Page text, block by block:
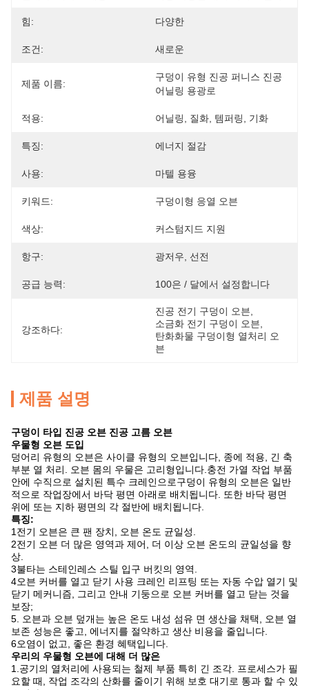
힘: 다양한
조건: 새로운
제품 이름:
구덩이 유형 진공 퍼니스 진공
어닐링 용광로
적용: 어닐링, 질화, 템퍼링, 기화
특징: 에너지 절감
사용: 마텔 용융
키워드: 구덩이형 응열 오븐
색상: 커스텀지드 지원
항구: 광저우, 선전
공급 능력: 100은 / 달에서 설정합니다
강조하다:
진공 전기 구덩이 오븐
소금화 전기 구덩이 오븐
탄화화물 구덩이형 열처리 오
븐
제품 설명
구덩이 타입 진공 오븐 진공 고름 오븐
우물형 오븐 도입
덩어리 유형의 오븐은 사이클 유형의 오븐입니다, 종에 적용, 긴 축
부분 열 처리. 오븐 몸의 우물은 고리형입니다.충전 가열 작업 부품
안에 수직으로 설치된 특수 크레인으로구덩이 유형의 오븐은 일반
적으로 작업장에서 바닥 평면 아래로 배치됩니다. 또한 바닥 평면
위에 또는 지하 평면의 각 절반에 배치됩니다.
특징:
1전기 오븐은 큰 팬 장치, 오븐 온도 균일성.
2전기 오븐 더 많은 영역과 제어, 더 이상 오븐 온도의 균일성을 향
상.
3불타는 스테인레스 스틸 입구 버킷의 영역.
4오븐 커버를 열고 닫기 사용 크레인 리프팅 또는 자동 수압 열기 및
닫기 메커니즘, 그리고 안내 기둥으로 오븐 커버를 열고 닫는 것을
보장;
5. 오븐과 오븐 덮개는 높은 온도 내성 섬유 면 생산을 채택, 오븐 열
보존 성능은 좋고, 에너지를 절약하고 생산 비용을 줄입니다.
6오염이 없고, 좋은 환경 혜택입니다.
우리의 우물형 오븐에 대해 더 많은
1.공기의 열처리에 사용되는 철제 부품 특히 긴 조각. 프로세스가 필
요할 때, 작업 조각의 산화를 줄이기 위해 보호 대기로 통과 할 수 있